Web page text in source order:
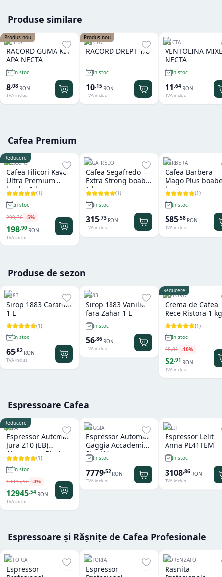
Produse similare
Produs nou
NECTA
RACORD GUMA KIT
APA NECTA
In stoc
8,08 RON
TVA inclus
Produs nou
NECTA
RACORD DREPT 1/8
In stoc
10,15 RON
TVA inclus
NECTA
VENTOLINA
NECTA
In stoc
11,64 RON
TVA inclus
Cafea Premium
Reducere
FILICORI
Cafea Filicori Kave
Ultra Premium
boabe 1 kg
(1)
In stoc
209,36 -5%
198,90 RON
TVA inclus
SEGAFREDO
Cafea Segafredo
Extra Strong boabe
1 kg
(1)
In stoc
315,73 RON
TVA inclus
BARBERA
Cafea Barbera
Mago Plus
kg
(1)
In stoc
585,58 RON
TVA inclus
Produse de sezon
1883
Sirop 1883 Caramel
1 L
(1)
In stoc
65,82 RON
TVA inclus
1883
Sirop 1883 Vanilie
fara Zahar 1 L
In stoc
56,86 RON
TVA inclus
Reducere
RISTORA
Crema de Cafea
Rece Ristora 1 kg
(1)
In stoc
58,81 -10%
52,91 RON
TVA inclus
Espressoare Cafea
Reducere
JURA
Espressor Automat
Jura Z10 (EB)
Aluminium Black
(1)
In stoc
13345,92 -3%
12945,54 RON
TVA inclus
GAGGIA
Espressor Automat
Gaggia Accademia
Steel Version
In stoc
7779,52 RON
TVA inclus
LELIT
Espressor Lelit
Anna PL41TEM
In stoc
3108,86 RON
TVA inclus
Espressoare și Rășnițe de Cafea Profesionale
ASTORIA
Espressor
ASTORIA
Espressor
FIORENZATO
Rasnita